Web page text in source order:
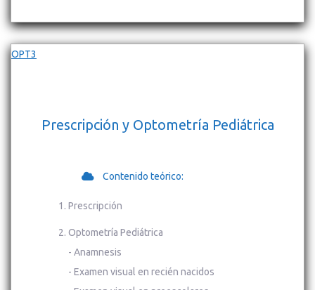
OPT3
Prescripción y Optometría Pediátrica
Contenido teórico:
Prescripción
Optometría Pediátrica
- Anamnesis
- Examen visual en recién nacidos